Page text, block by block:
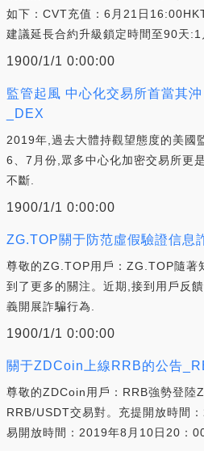
如下：CVT充值：6月21日
建議延長合約升級鎖定時間至90天:1
1900/1/1 0:00:00
監管起風 中心化交易所首當其
_DEX
2019年,過去大體持觀望態度的美國
6、7月份,眾多中心化加密交易所更
不斷.
1900/1/1 0:00:00
ZG.TOP關于防范虛假驗證信息
尊敬的ZG.TOP用戶：ZG.TOP隨著
到了更多的關注。近期,接到用戶反
義開展詐騙行為.
1900/1/1 0:00:00
關于ZDCoin上線RRB的公告
尊敬的ZDCoin用戶：RRB強勢登陸
RRB/USDT交易對。充提開放時間
易開放時間：2019年8月10日20：